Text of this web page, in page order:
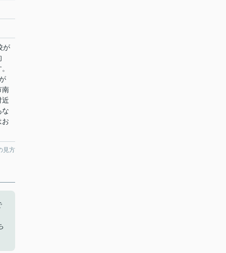
が
南
近
な
お
見方